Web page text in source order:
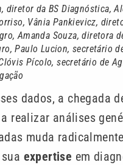
diretor da BS Diagnóstica,
Vânia Pankievicz,
Amanda Souza, diretora
Paulo Lucion, secretário
Pícolo, secretário de
dados, a chegada
realizar análises
muda
expertise em